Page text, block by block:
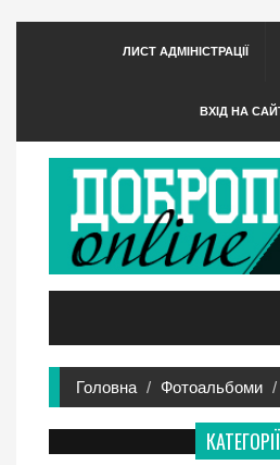
ЛИСТ АДМІНІСТРАЦІЇ
ВХІД НА
Головна Фотоальбоми
КАТЕГОРІЇ